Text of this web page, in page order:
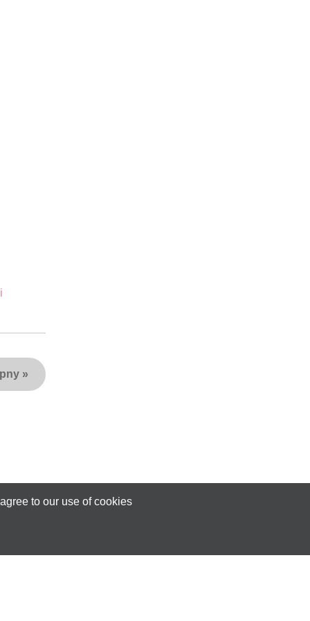
»
to our use of cookies